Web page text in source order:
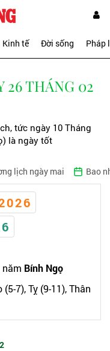
Kinh tế Đời sống Pháp
26 THÁNG 02
tức ngày 10 Tháng
là ngày tốt
lịch ngày mai Bao
năm Bính Ngọ
(5-7), Tỵ (9-11), Thân